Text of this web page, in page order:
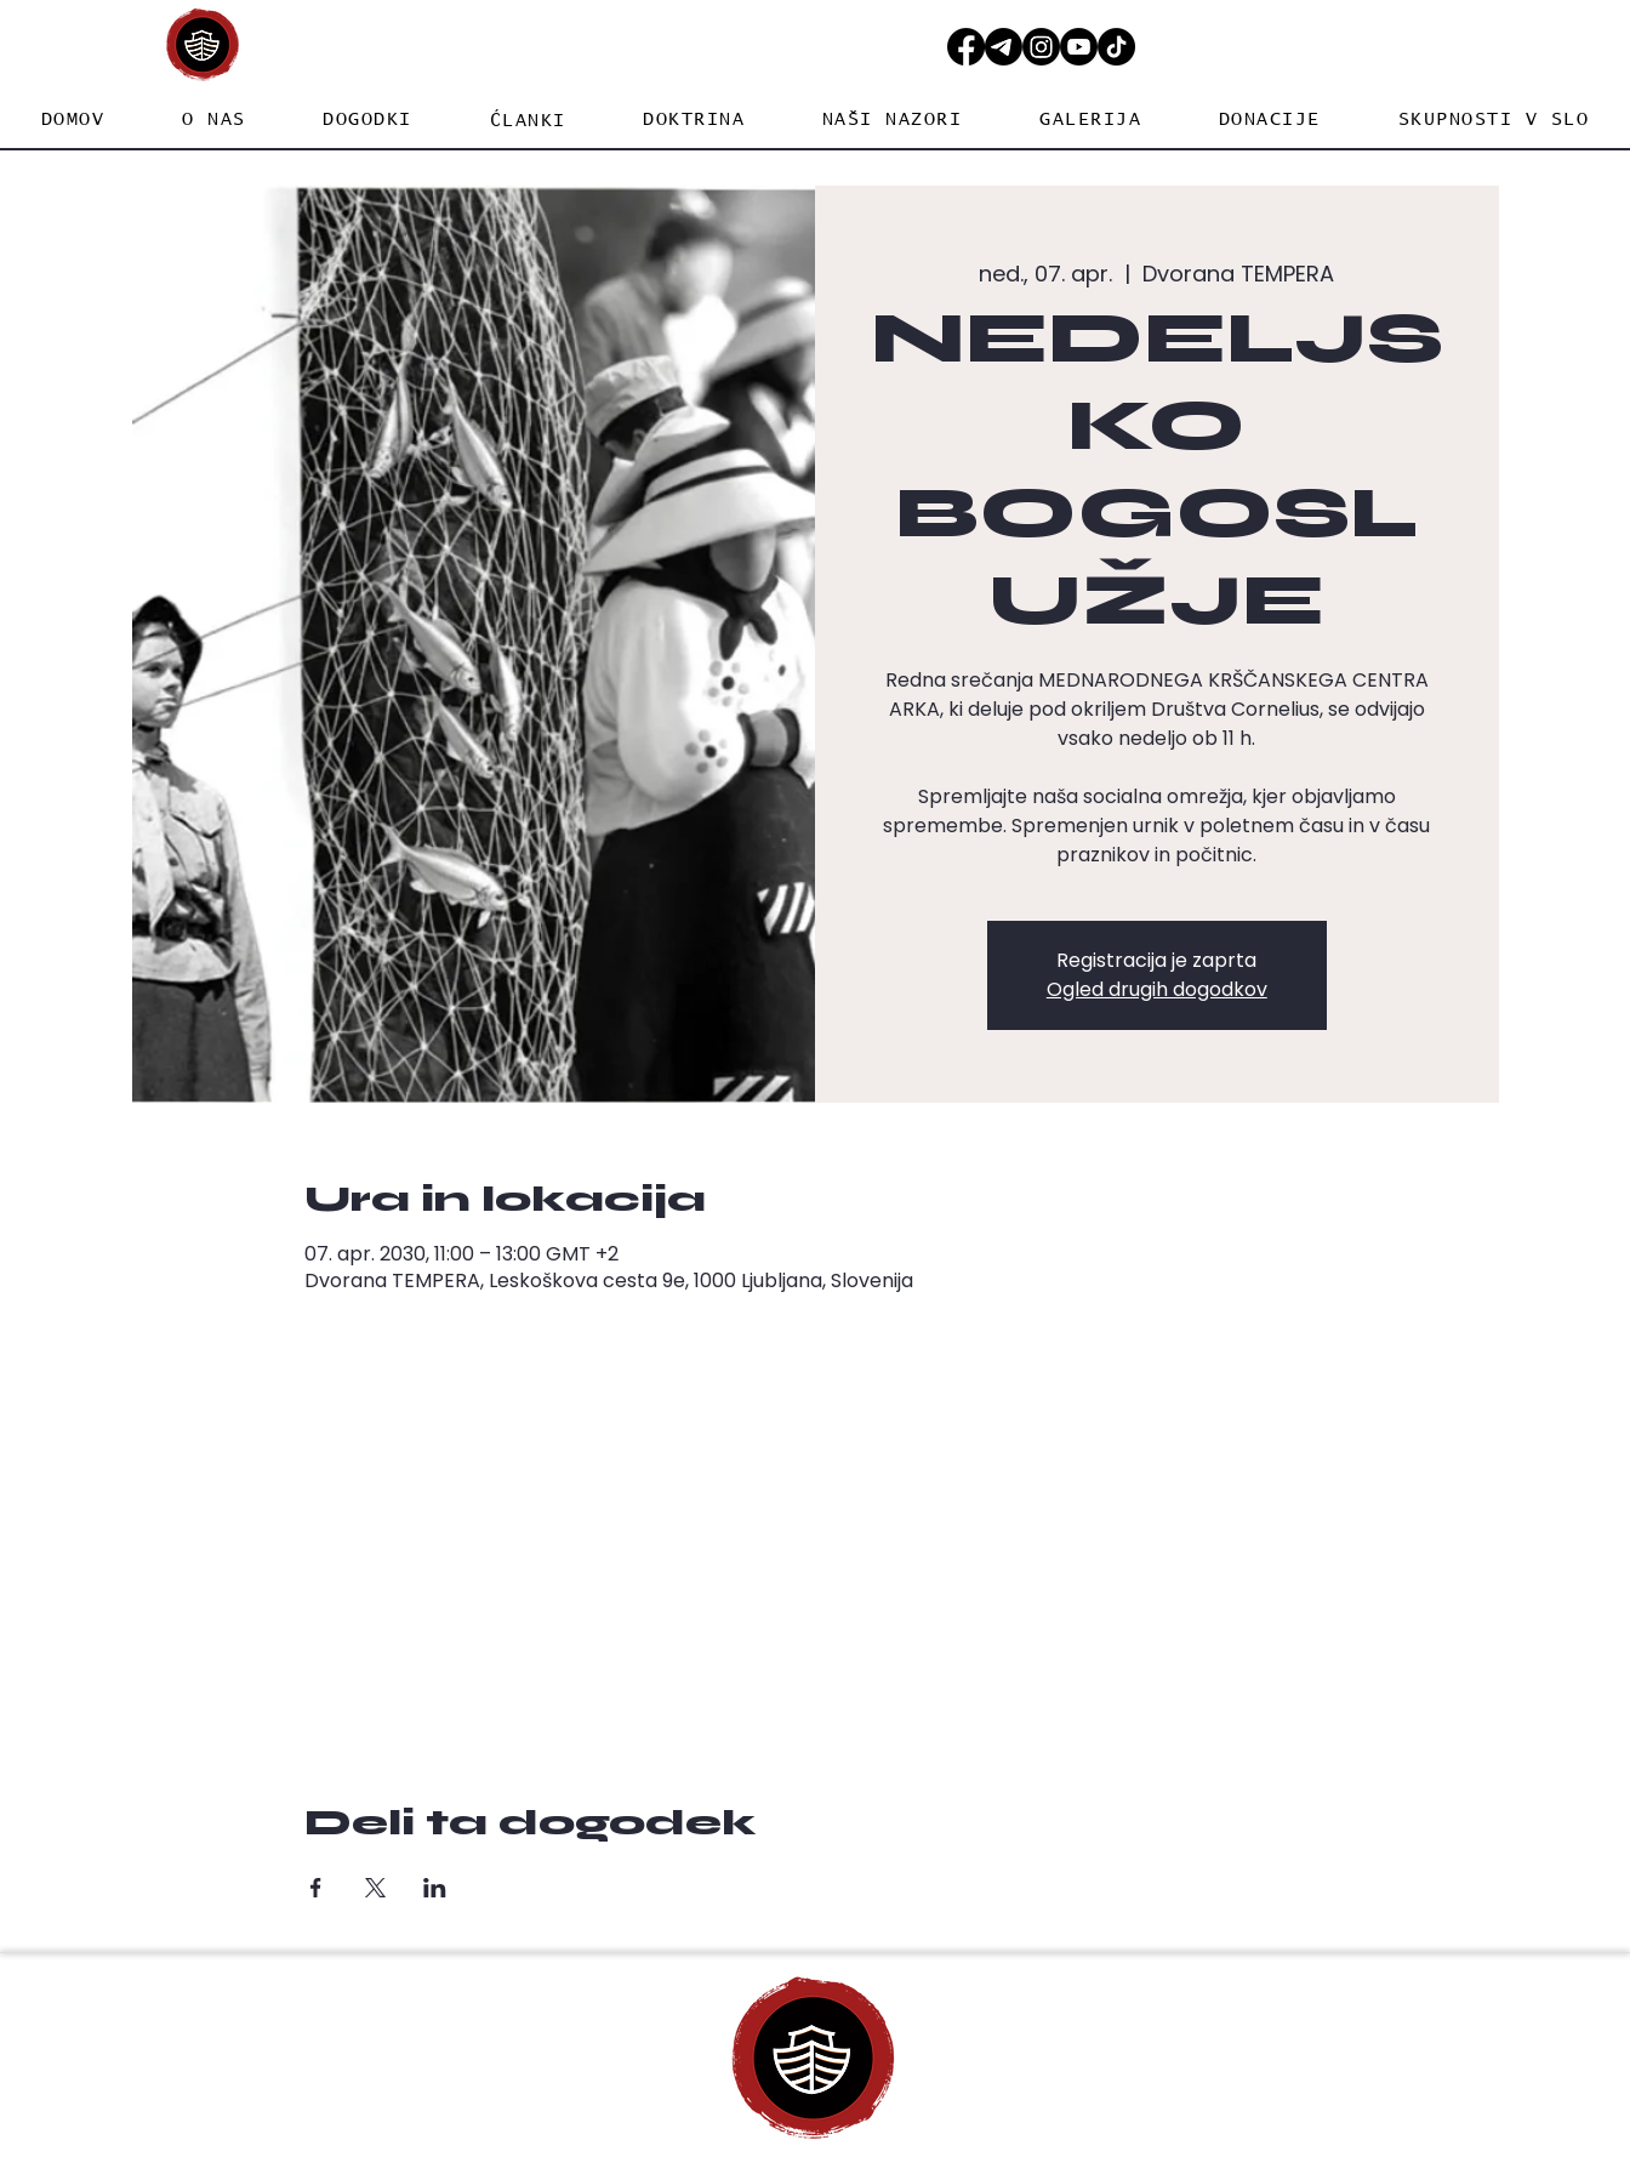
DOMOV O NAS DOGODKI ĆLANKI DOKTRINA NAŠI NAZORI GALERIJA DONACIJE SKUPNOSTI V SLO
ned., 07. apr.
  |
Dvorana TEMPERA
NEDELJS
KO
BOGOSL
UŽJE
Redna srečanja MEDNARODNEGA KRŠČANSKEGA CENTRA
ARKA, ki deluje pod okriljem Društva Cornelius, se odvijajo
vsako nedeljo ob 11 h.
Spremljajte naša socialna omrežja, kjer objavljamo
spremembe. Spremenjen urnik v poletnem času in v času
praznikov in počitnic.
Registracija je zaprta
Ogled drugih dogodkov
Ura in lokacija
07. apr. 2030, 11:00 – 13:00 GMT +2
Dvorana TEMPERA, Leskoškova cesta 9e, 1000 Ljubljana, Slovenija
Deli ta dogodek